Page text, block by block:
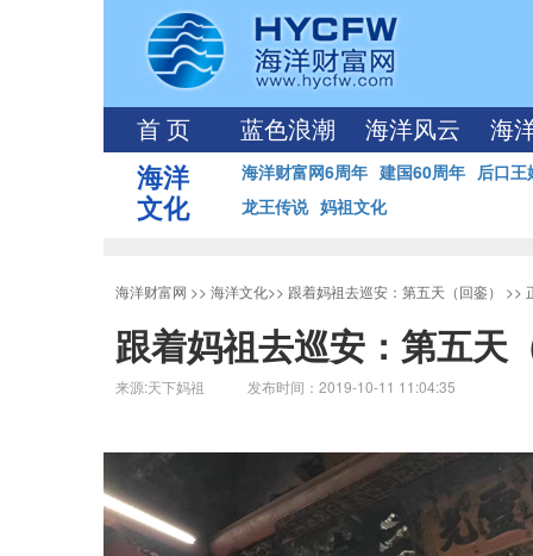
首 页 蓝色浪潮 海洋风云 海
海洋
文化
海洋财富网6周年 建国60周年 后口王
龙王传说 妈祖文化
海洋财富网 >> 海洋文化>> 跟着妈祖去巡安：第五天（回銮） >>
跟着妈祖去巡安：第五天
来源:天下妈祖 发布时间：2019-10-11 11:04:35